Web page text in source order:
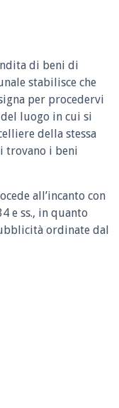
di beni di
stabilisce che
per procedervi
luogo in cui si
della stessa
trovano i beni
all’incanto con
e ss., in quanto
ordinate dal